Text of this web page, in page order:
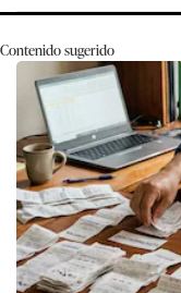
Contenido sugerido